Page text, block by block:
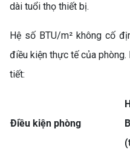
dài tuổi thọ thiết bị.
Hệ số BTU/m² không cố
điều kiện thực tế của
tiết:
Điều kiện phòng